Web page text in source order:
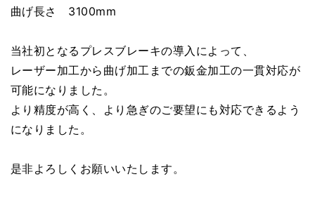
曲げ長さ 3100mm
当社初となるプレスブレーキの導入によって、
レーザー加工から曲げ加工までの鈑金加工の一貫対応が
可能になりました。
より精度が高く、より急ぎのご要望にも対応できるよう
になりました。
是非よろしくお願いいたします。